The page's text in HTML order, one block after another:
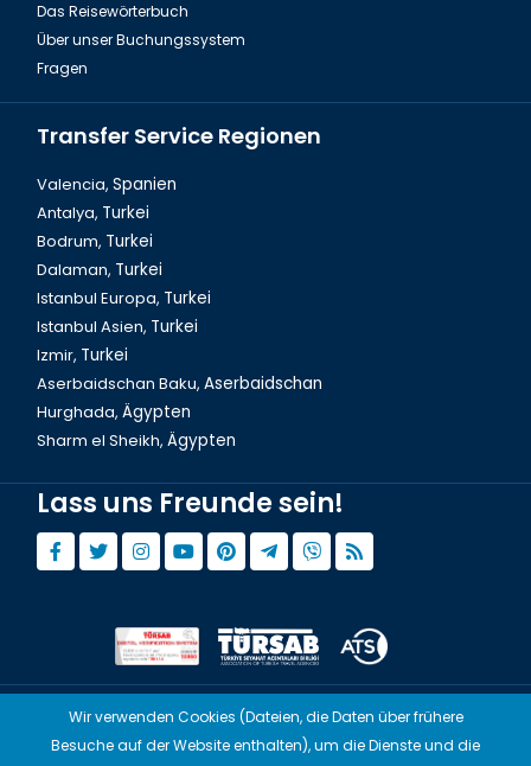
Das Reisewörterbuch
Über unser Buchungssystem
Fragen
Transfer Service Regionen
Valencia, Spanien
Antalya, Turkei
Bodrum, Turkei
Dalaman, Turkei
Istanbul Europa, Turkei
Istanbul Asien, Turkei
Izmir, Turkei
Aserbaidschan Baku, Aserbaidschan
Hurghada, Ägypten
Sharm el Sheikh, Ägypten
Lass uns Freunde sein!
© Copyright 2015 - 2026,Tourwix.de
Wir verwenden Cookies (Dateien, die Daten über frühere
Besuche auf der Website enthalten), um die Dienste und die